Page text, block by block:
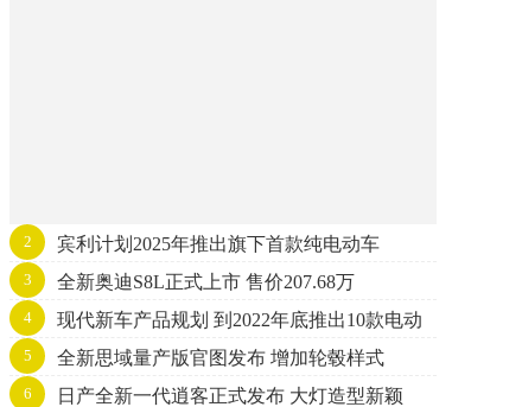
2 宾利计划2025年推出旗下首款纯电动车
3 全新奥迪S8L正式上市 售价207.68万
4
现代新车产品规划 到2022年底推出10款电动
化车型
5 全新思域量产版官图发布 增加轮毂样式
6 日产全新一代逍客正式发布 大灯造型新颖